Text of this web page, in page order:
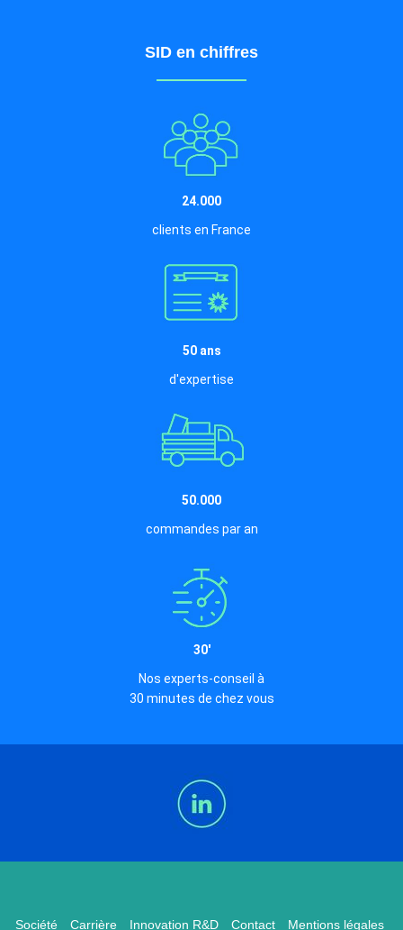
SID en chiffres
24.000
clients en France
50 ans
d'expertise
50.000
commandes par an
30'
Nos experts-conseil à
30 minutes de chez vous
Société Carrière Innovation R&D Contact Mentions légales